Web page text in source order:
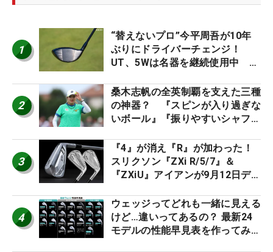
1
“替えないプロ”今平周吾が10年
ぶりにドライバーチェンジ！
UT、5Wは名器を継続使用中 #
2
桑木志帆の全英制覇を支えた三種
の神器？ 『スピンが入り過ぎな
いボール』『振りやすいシャフ
ー』 #女子プロセッティング
3
『4』が消え『R』が加わった！
スリクソン『ZXi R/5/7』＆
『ZXiU』アイアンが9月12日デ
4
ウェッジってどれも一緒に見える
けど…違いってあるの？ 最新24
モデルの性能早見表を作ってみ